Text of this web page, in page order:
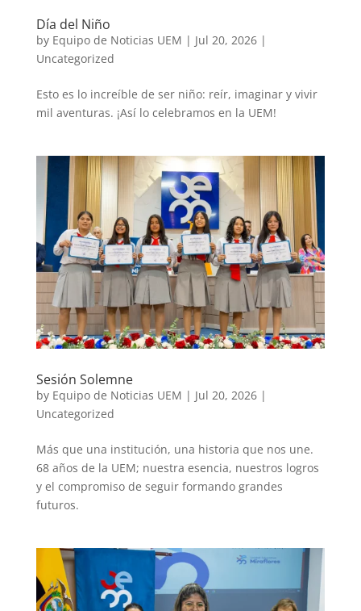
Día del Niño
by Equipo de Noticias UEM | Jul 20, 2026|
Uncategorized
Esto es lo increíble de ser niño: reír, imaginar y vivir
mil aventuras. ¡Así lo celebramos en la UEM!
Sesión Solemne
by Equipo de Noticias UEM | Jul 20, 2026|
Uncategorized
Más que una institución, una historia que nos une.
68 años de la UEM; nuestra esencia, nuestros logros
y el compromiso de seguir formando grandes
futuros.